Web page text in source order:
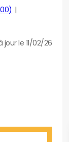
jour le 11/02/26